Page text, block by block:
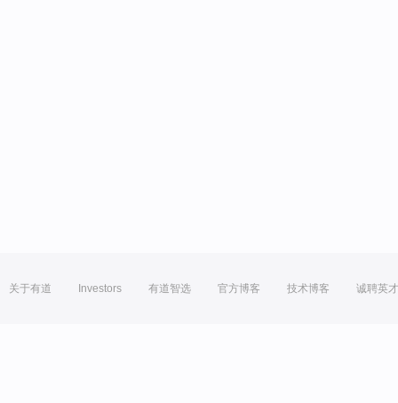
关于有道 Investors 有道智选 官方博客 技术博客 诚聘英才